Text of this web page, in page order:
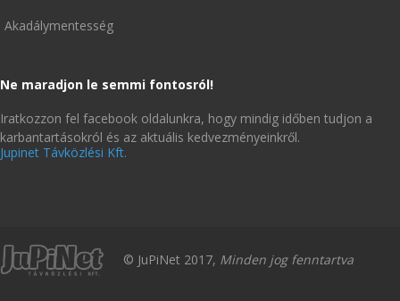
Akadálymentesség
Ne maradjon le semmi fontosról!
Iratkozzon fel facebook oldalunkra, hogy mindig időben tudjon a
karbantartásokról és az aktuális kedvezményeinkről.
Jupinet Távközlési Kft.
© JuPiNet 2017, Minden jog fenntartva